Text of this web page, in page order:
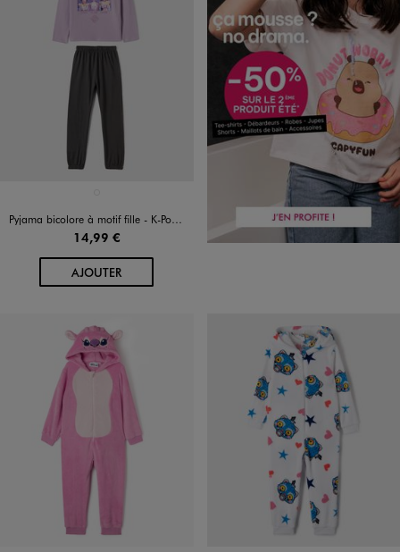
Pyjama bicolore à motif fille - K-Pop Demon Hunters
14,99 €
AJOUTERAU PANIER